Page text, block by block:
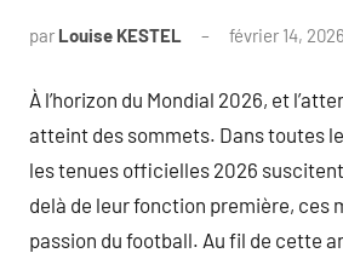
par Louise KESTEL février 14, 2026
À l’horizon du Mondial 2026, et
atteint des sommets. Dans toutes
les tenues officielles 2026
delà de leur fonction première, ces
passion du football. Au fil de cette